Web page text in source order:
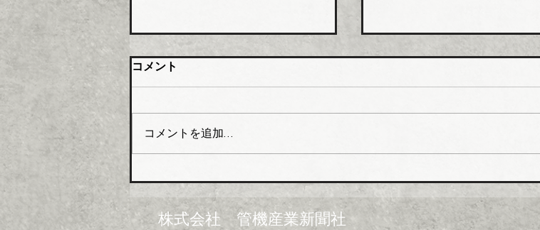
大阪管材組合 石油由来製品
の対策要望書を近畿経済産業
局へ
組合員企業１０４社を対象に
「中東情勢の変化に伴う供給不
し、集計結果を取りまとめた。
米国・イスラエルのイランへ
の軍事攻撃は中東情勢の悪化を
ヒトミを完全子会社化、ヒト
ミ新社長に七條智氏就任
コメント
コメントを追加…
株式会社 管機産業新聞社